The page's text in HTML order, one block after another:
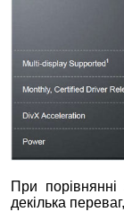
При
декілька